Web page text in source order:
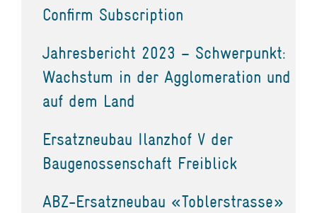
Confirm Subscription
Jahresbericht 2023 – Schwerpunkt:
Wachstum in der Agglomeration und
auf dem Land
Ersatzneubau Ilanzhof V der
Baugenossenschaft Freiblick
ABZ-Ersatzneubau «Toblerstrasse»